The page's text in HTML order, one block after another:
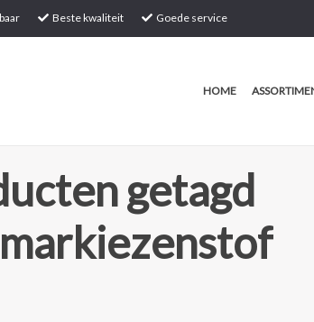
Beste kwaliteit Goede service
HOME
getagd